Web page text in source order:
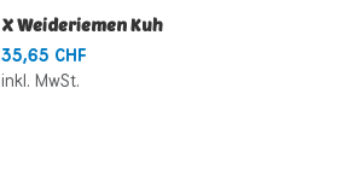
X Weideriemen Kuh
35,65 CHF
inkl. MwSt.